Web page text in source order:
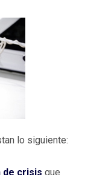
lo siguiente:
de crisis que